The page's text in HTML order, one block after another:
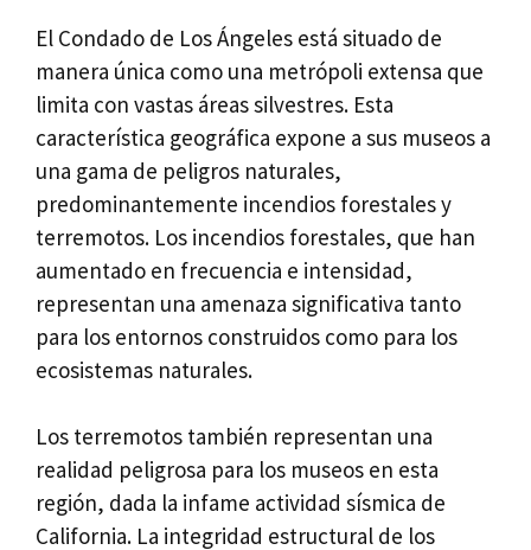
El Condado de Los Ángeles está situado de
manera única como una metrópoli extensa que
limita con vastas áreas silvestres. Esta
característica geográfica expone a sus museos a
una gama de peligros naturales,
predominantemente incendios forestales y
terremotos. Los incendios forestales, que han
aumentado en frecuencia e intensidad,
representan una amenaza significativa tanto
para los entornos construidos como para los
ecosistemas naturales.
Los terremotos también representan una
realidad peligrosa para los museos en esta
región, dada la infame actividad sísmica de
California. La integridad estructural de los